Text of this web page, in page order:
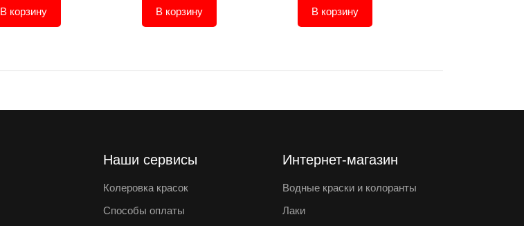
В корзину В корзину В корзину
Наши сервисы
Колеровка красок
Способы оплаты
Интернет-магазин
Водные краски и колоранты
Лаки